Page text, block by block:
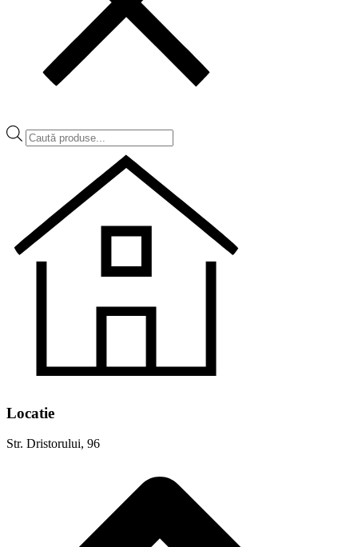
Products
search
Locatie
Str. Dristorului, 96